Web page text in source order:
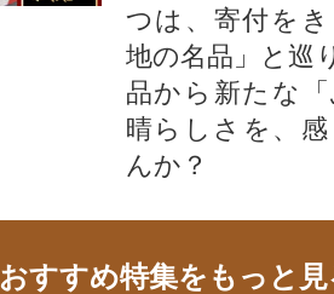
つは、寄付を
地の名品」と巡
品から新たな
晴らしさを、
んか？
おすすめ特集をもっと